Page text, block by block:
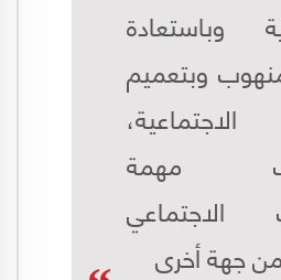
وباستعادة
وبتعميم
الاجتماعية،
مهمة
الاجتماعي
من جهة أخرى